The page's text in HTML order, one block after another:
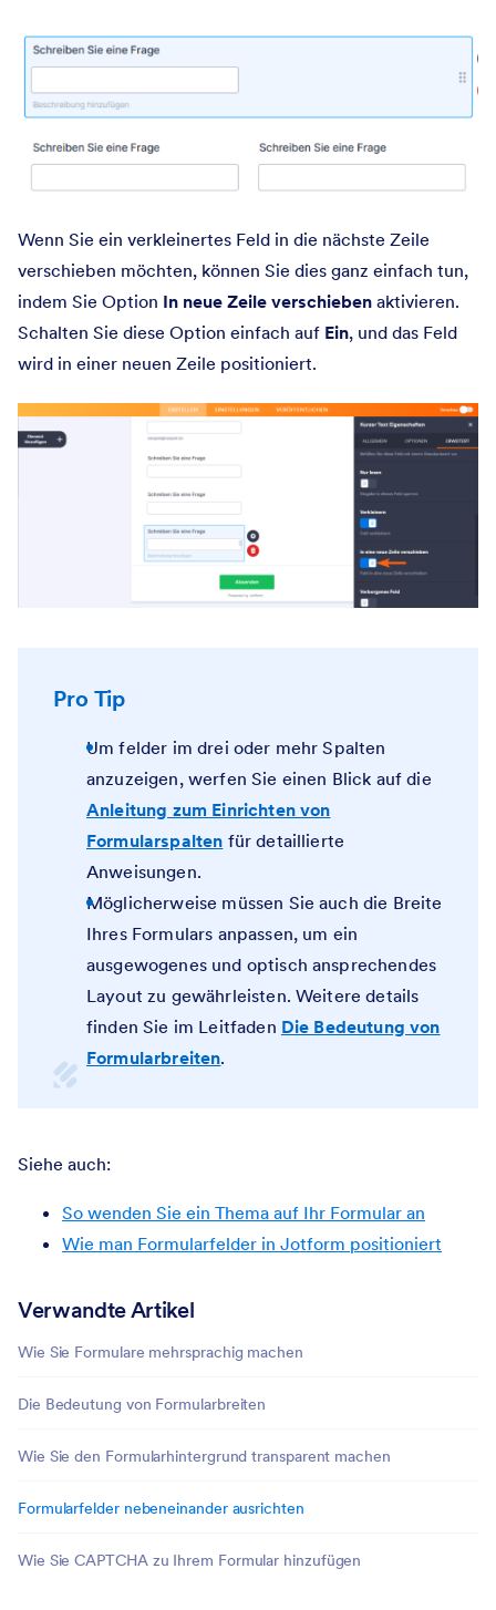
Wenn Sie ein verkleinertes Feld in die nächste Zeile
verschieben möchten, können Sie dies ganz einfach tun,
indem Sie Option In neue Zeile verschieben aktivieren.
Schalten Sie diese Option einfach auf Ein, und das Feld
wird in einer neuen Zeile positioniert.
Pro Tip
Um felder im drei oder mehr Spalten
anzuzeigen, werfen Sie einen Blick auf die
Anleitung zum Einrichten von
Formularspalten für detaillierte
Anweisungen.
Möglicherweise müssen Sie auch die Breite
Ihres Formulars anpassen, um ein
ausgewogenes und optisch ansprechendes
Layout zu gewährleisten. Weitere details
finden Sie im Leitfaden Die Bedeutung von
Formularbreiten.
Siehe auch:
So wenden Sie ein Thema auf Ihr Formular an
Wie man Formularfelder in Jotform positioniert
Verwandte Artikel
Wie Sie Formulare mehrsprachig machen
Die Bedeutung von Formularbreiten
Wie Sie den Formularhintergrund transparent machen
Formularfelder nebeneinander ausrichten
Wie Sie CAPTCHA zu Ihrem Formular hinzufügen